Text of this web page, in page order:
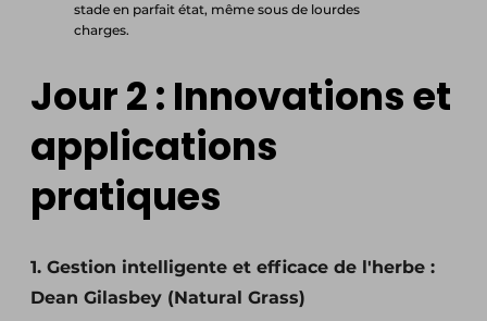
stade en parfait état, même sous de lourdes
charges.
Jour 2 : Innovations et
applications
pratiques
1. Gestion intelligente et efficace de l'herbe :
Dean Gilasbey (Natural Grass)